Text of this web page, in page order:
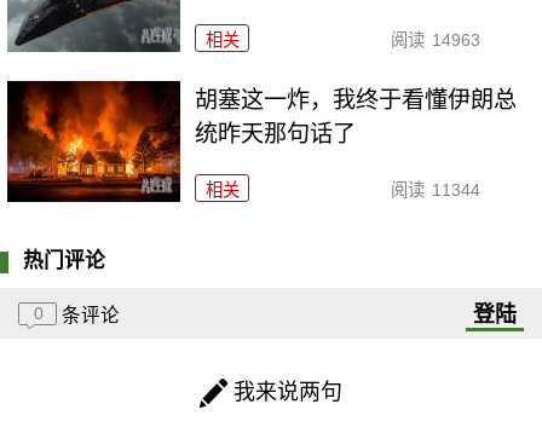
相关 阅读 14963
胡塞这一炸，我终于看懂伊朗总
统昨天那句话了
相关 阅读 11344
热门评论
0 条评论 登陆
我来说两句